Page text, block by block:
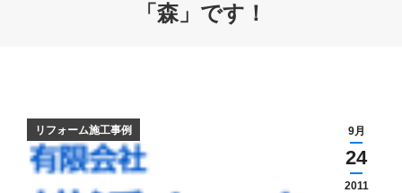
「森」です！
9月
24
2011
リフォーム施工事例